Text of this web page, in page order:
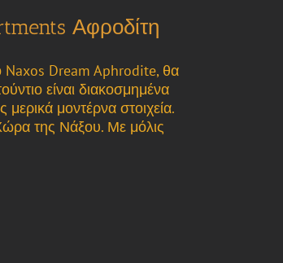
Αφροδίτη
Dream Aphrodite, θα
είναι διακοσμημένα
μερικά μοντέρνα στοιχεία.
της Νάξου. Με μόλις